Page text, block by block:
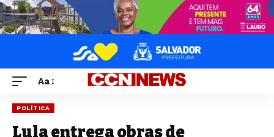
Aa
POLÍTICA
Lula entrega obras de